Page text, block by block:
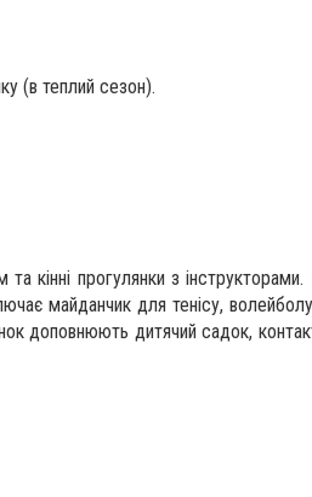
(в теплий сезон).
кінні прогулянки з інструкторами.
майданчик для тенісу,
доповнюють дитячий садок,